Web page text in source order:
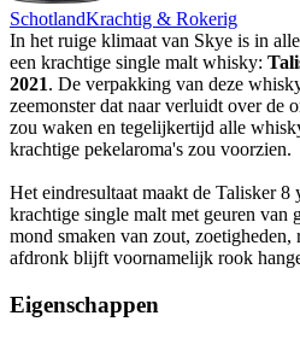
SchotlandKrachtig & Rokerig
In het ruige klimaat van Skye is in
een krachtige single malt whisky:
2021. De verpakking van deze
zeemonster dat naar verluidt over de
zou waken en tegelijkertijd alle
krachtige pekelaroma's zou voorzien.
Het eindresultaat maakt de Talisker 8
krachtige single malt met geuren
mond smaken van zout,
afdronk blijft voornamelijk rook
Eigenschappen